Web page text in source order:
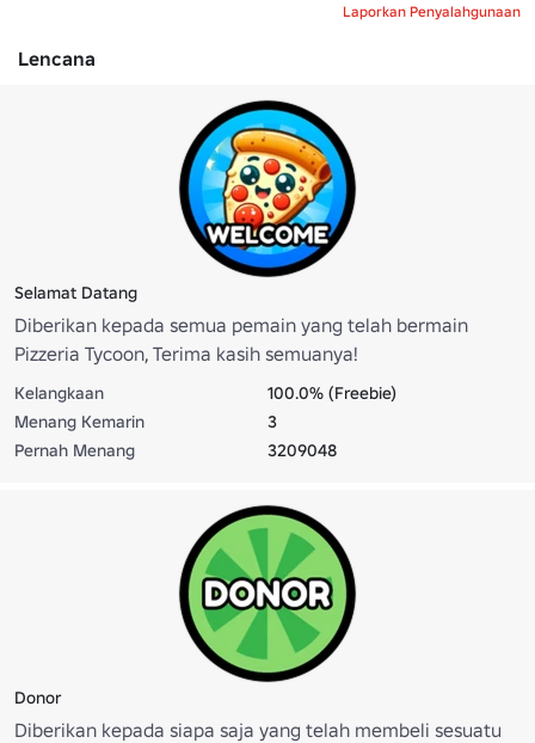
Laporkan Penyalahgunaan
Lencana
Selamat Datang
Diberikan kepada semua pemain yang telah bermain
Pizzeria Tycoon, Terima kasih semuanya!
Kelangkaan
100.0% (Freebie)
Menang Kemarin
3
Pernah Menang
3209048
Donor
Diberikan kepada siapa saja yang telah membeli sesuatu